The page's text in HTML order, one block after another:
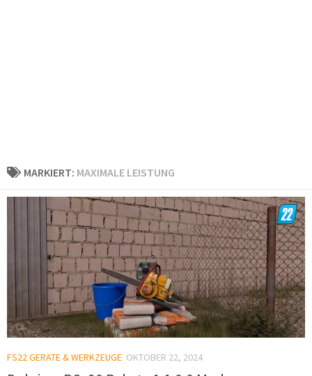
MARKIERT: MAXIMALE LEISTUNG
FS22 GERÄTE & WERKZEUGE OKTOBER 22, 2024